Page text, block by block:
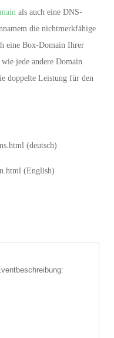
als auch eine DNS-
die nichtmerkfähige
eine Box-Domain Ihrer
jede andere Domain
doppelte Leistung für den
(deutsch)
(English)